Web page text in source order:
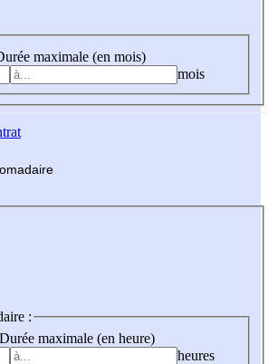
maximale (en mois)
mois
madaire
:
Durée maximale (en heure)
heures